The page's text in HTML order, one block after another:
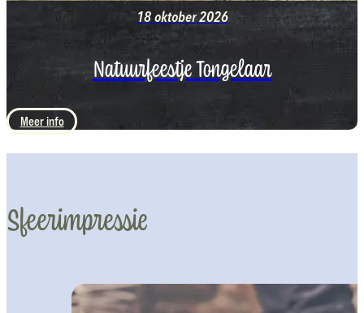
18 oktober 2026
Natuurfeestje Tongelaar
Meer info
Sfeerimpressie